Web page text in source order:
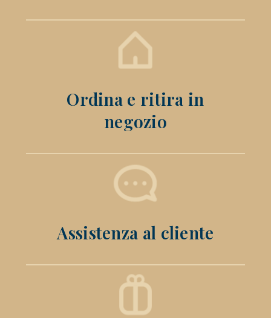
Ordina e ritira in
negozio
Assistenza al cliente